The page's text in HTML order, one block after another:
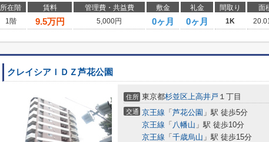
所在階 賃料 管理費・共益費 敷金 礼金 間取り 面
1階
9.5万円 5,000円 0ヶ月 0ヶ月 1K
クレイシアＩＤＺ芦花公園
住所 東京都杉並区上高井戸 １丁目
交通 京王線 「 芦花公園 」駅 徒歩5分
京王線 「 八幡山 」駅 徒歩10分
京王線 「 千歳烏山 」駅 徒歩15分